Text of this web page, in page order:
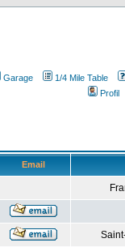
Garage
1/4 Mile Table
Profil
Email